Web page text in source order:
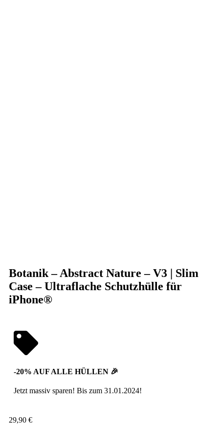
Botanik – Abstract Nature – V3 | Slim
Case – Ultraflache Schutzhülle für
iPhone®
-20% AUF ALLE HÜLLEN 🎉
Jetzt massiv sparen! Bis zum 31.01.2024!
29,90 €